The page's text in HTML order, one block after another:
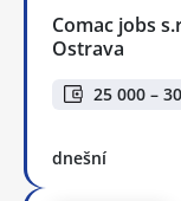
Comac jobs
Ostrava
25 000 –
dnešní